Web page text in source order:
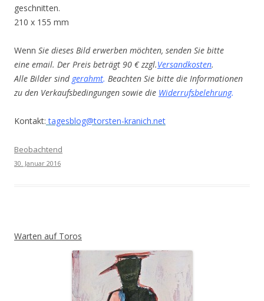
geschnitten.
210 x 155 mm
Wenn Sie dieses Bild erwerben möchten, senden Sie bitte
eine email. Der Preis beträgt 90 € zzgl.Versandkosten.
Alle Bilder sind gerahmt. Beachten Sie bitte die Informationen
zu den Verkaufsbedingungen sowie die Widerrufsbelehrung.
Kontakt: tagesblog@torsten-kranich.net
Beobachtend
30. Januar 2016
Warten auf Toros